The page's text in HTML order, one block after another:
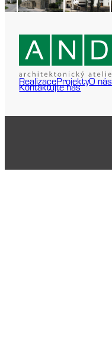
RealizaceProjektyO nás
Kontaktujte nás